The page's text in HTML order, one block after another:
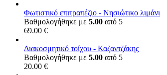
Φωτιστικό επιτραπέζιο - Νησιώτικο λιμάνι
Βαθμολογήθηκε με 5.00 από 5
69.00 €
Διακοσμητικό τοίχου - Καζαντζάκης
Βαθμολογήθηκε με 5.00 από 5
20.00 €